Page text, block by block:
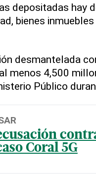
depositadas hay
bienes
desmantelada
menos 4,500
Público
Coral 5G